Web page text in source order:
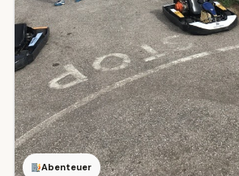
Abenteuer